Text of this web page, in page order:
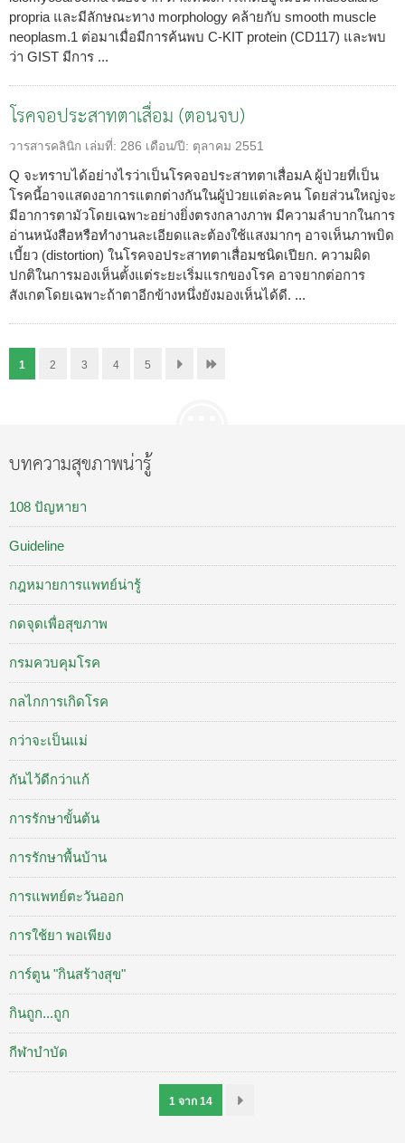
propria และมีลักษณะทาง morphology คล้ายกับ smooth muscle
neoplasm.1 ต่อมาเมื่อมีการค้นพบ C-KIT protein (CD117) และพบ
ว่า GIST มีการ ...
โรคจอประสาทตาเสื่อม (ตอนจบ)
วารสารคลินิก เล่มที่: 286 เดือน/ปี: ตุลาคม 2551
Q จะทราบได้อย่างไรว่าเป็นโรคจอประสาทตาเสื่อมA ผู้ป่วยที่เป็น
โรคนี้อาจแสดงอาการแตกต่างกันในผู้ป่วยแต่ละคน โดยส่วนใหญ่จะ
มีอาการตามัวโดยเฉพาะอย่างยิ่งตรงกลางภาพ มีความลำบากในการ
อ่านหนังสือหรือทำงานละเอียดและต้องใช้แสงมากๆ อาจเห็นภาพบิด
เบี้ยว (distortion) ในโรคจอประสาทตาเสื่อมชนิดเปียก. ความผิด
ปกติในการมองเห็นตั้งแต่ระยะเริ่มแรกของโรค อาจยากต่อการ
สังเกตโดยเฉพาะถ้าตาอีกข้างหนึ่งยังมองเห็นได้ดี. ...
1 2 3 4 5
บทความสุขภาพน่ารู้
108 ปัญหายา
Guideline
กฎหมายการแพทย์น่ารู้
กดจุดเพื่อสุขภาพ
กรมควบคุมโรค
กลไกการเกิดโรค
กว่าจะเป็นแม่
กันไว้ดีกว่าแก้
การรักษาขั้นต้น
การรักษาพื้นบ้าน
การแพทย์ตะวันออก
การใช้ยา พอเพียง
การ์ตูน "กินสร้างสุข"
กินถูก...ถูก
กีฬาบำบัด
1 จาก 14